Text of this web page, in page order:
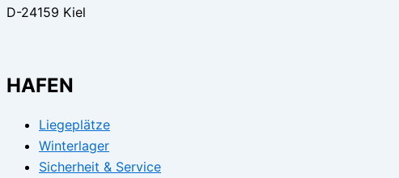
D-24159 Kiel
HAFEN
Liegeplätze
Winterlager
Sicherheit & Service